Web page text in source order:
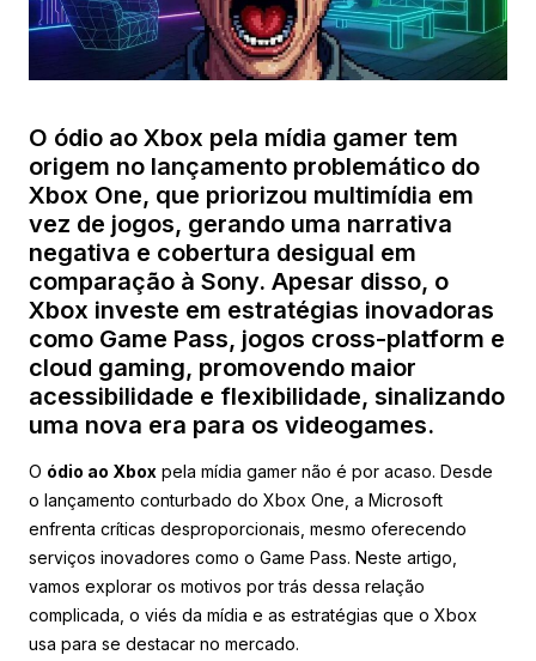
O ódio ao Xbox pela mídia gamer tem
origem no lançamento problemático do
Xbox One, que priorizou multimídia em
vez de jogos, gerando uma narrativa
negativa e cobertura desigual em
comparação à Sony. Apesar disso, o
Xbox investe em estratégias inovadoras
como Game Pass, jogos cross-platform e
cloud gaming, promovendo maior
acessibilidade e flexibilidade, sinalizando
uma nova era para os videogames.
O ódio ao Xbox pela mídia gamer não é por acaso. Desde
o lançamento conturbado do Xbox One, a Microsoft
enfrenta críticas desproporcionais, mesmo oferecendo
serviços inovadores como o Game Pass. Neste artigo,
vamos explorar os motivos por trás dessa relação
complicada, o viés da mídia e as estratégias que o Xbox
usa para se destacar no mercado.